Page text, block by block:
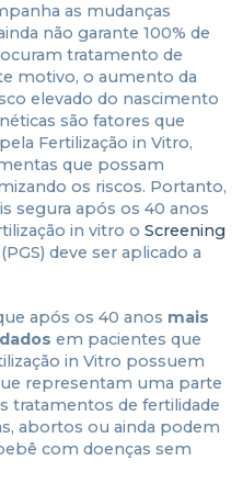
as mudanças
não garante 100% de
tratamento de
motivo, o aumento da
elevado do nascimento
são fatores que
Fertilização in Vitro,
que possam
os riscos. Portanto,
segura após os 40 anos
in vitro o Screening
(PGS) deve ser aplicado a
após os 40 anos mais
em pacientes que
in Vitro possuem
representam uma parte
tratamentos de fertilidade
abortos ou ainda podem
com doenças sem